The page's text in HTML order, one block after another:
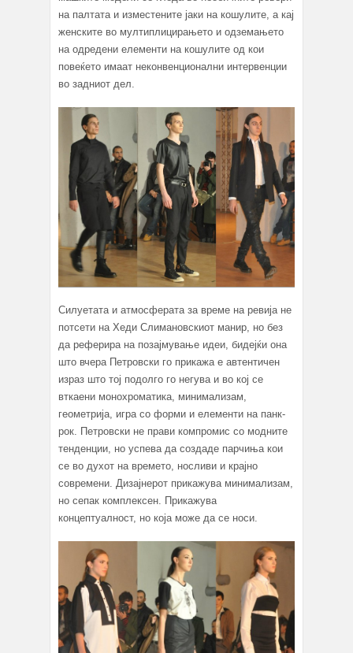
на палтата и изместените јаки на кошулите, а кај
женските во мултиплицирањето и одземањето
на одредени елементи на кошулите од кои
повеќето имаат неконвенционални интервенции
во задниот дел.
Силуетата и атмосферата за време на ревија не
потсети на Хеди Слимановскиот манир, но без
да реферира на позајмување идеи, бидејќи она
што вчера Петровски го прикажа е автентичен
израз што тој подолго го негува и во кој се
вткаени монохроматика, минимализам,
геометрија, игра со форми и елементи на панк-
рок. Петровски не прави компромис со модните
тенденции, но успева да создаде парчиња кои
се во духот на времето, носливи и крајно
современи. Дизајнерот прикажува минимализам,
но сепак комплексен. Прикажува
концептуалност, но која може да се носи.